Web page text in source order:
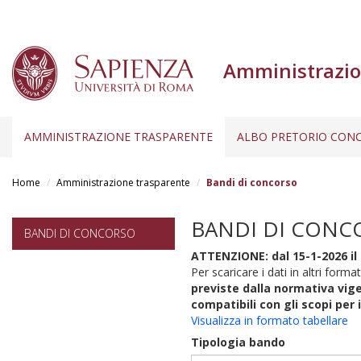
AMMINISTRAZIONE TRASPARENTE ALBO PRETORIO
Home Amministrazione trasparente Bandi di concorso
BANDI DI CONCORSO BANDI DI
ATTENZIONE: dal 15-1-
Per scaricare i dati in altri
previste dalla normativa
compatibili con gli scopi
Visualizza in formato tabellare
Tipologia bando